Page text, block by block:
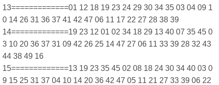
13=============01 12 18 19 23 24 29 30 34 35 03 04 09 1
0 14 26 31 36 37 41 42 47 06 11 17 22 27 28 38 39
14=============19 23 12 01 02 34 18 29 13 40 07 35 45 0
3 10 20 36 37 31 09 42 26 25 14 47 27 06 11 33 39 28 32 43
44 38 49 16
15=============13 19 23 35 45 02 08 18 24 30 34 40 03 0
9 15 25 31 37 04 10 14 20 36 42 47 05 11 21 27 33 39 06 22